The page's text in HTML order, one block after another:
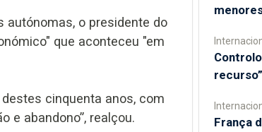
autónomas, o presidente do
que aconteceu "em
cinquenta anos, com
e abandono”, realçou.
recurso”
França